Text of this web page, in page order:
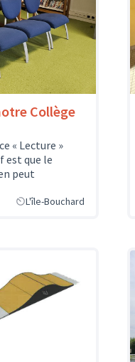
Collège
« Lecture »
est que le
peut
L'île-Bouchard